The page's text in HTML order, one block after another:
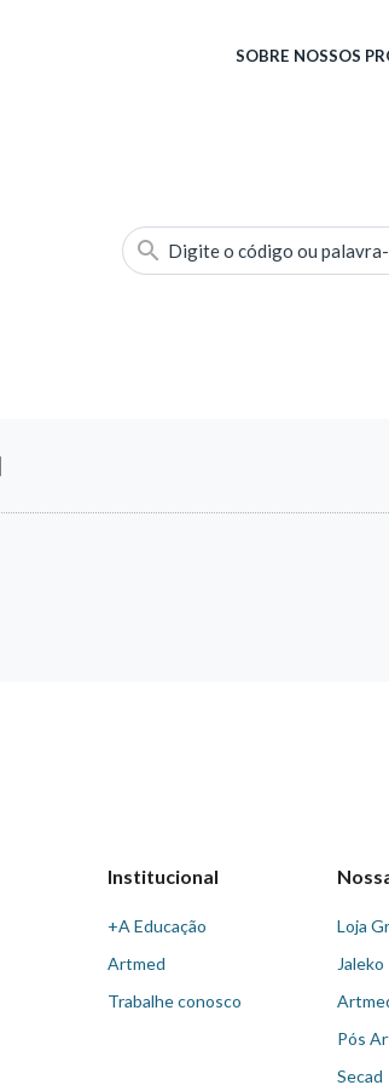
SOBRE NOSSOS
Digite o código ou
Institucional
+A Educação
Artmed
Trabalhe conosco
Loja
Jaleko
Pós
Secad